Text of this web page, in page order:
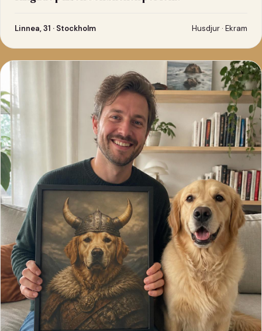
Linnea, 31 · Stockholm Husdjur · Ekram